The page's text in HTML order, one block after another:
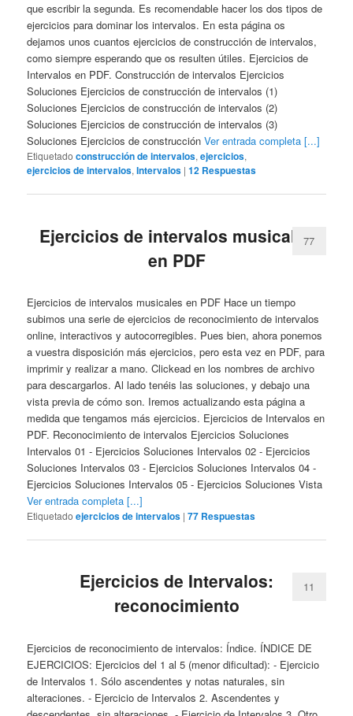
que escribir la segunda. Es recomendable hacer los dos tipos de
ejercicios para dominar los intervalos. En esta página os
dejamos unos cuantos ejercicios de construcción de intervalos,
como siempre esperando que os resulten útiles. Ejercicios de
Intervalos en PDF. Construcción de intervalos Ejercicios
Soluciones Ejercicios de construcción de intervalos (1)
Soluciones Ejercicios de construcción de intervalos (2)
Soluciones Ejercicios de construcción de intervalos (3)
Soluciones Ejercicios de construcciónVer entrada completa [...]
Etiquetado construcción de intervalos,ejercicios,
ejercicios de intervalos,Intervalos |12 Respuestas
Ejercicios de intervalos musicales
en PDF
77
Ejercicios de intervalos musicales en PDF Hace un tiempo
subimos una serie de ejercicios de reconocimiento de intervalos
online, interactivos y autocorregibles. Pues bien, ahora ponemos
a vuestra disposición más ejercicios, pero esta vez en PDF, para
imprimir y realizar a mano. Clickead en los nombres de archivo
para descargarlos. Al lado tenéis las soluciones, y debajo una
vista previa de cómo son. Iremos actualizando esta página a
medida que tengamos más ejercicios. Ejercicios de Intervalos en
PDF. Reconocimiento de intervalos Ejercicios Soluciones
Intervalos 01 - Ejercicios Soluciones Intervalos 02 - Ejercicios
Soluciones Intervalos 03 - Ejercicios Soluciones Intervalos 04 -
Ejercicios Soluciones Intervalos 05 - Ejercicios Soluciones Vista
Ver entrada completa [...]
Etiquetado ejercicios de intervalos |77 Respuestas
Ejercicios de Intervalos:
reconocimiento
11
Ejercicios de reconocimiento de intervalos: Índice. ÍNDICE DE
EJERCICIOS: Ejercicios del 1 al 5 (menor dificultad): - Ejercicio
de Intervalos 1. Sólo ascendentes y notas naturales, sin
alteraciones. - Ejercicio de Intervalos 2. Ascendentes y